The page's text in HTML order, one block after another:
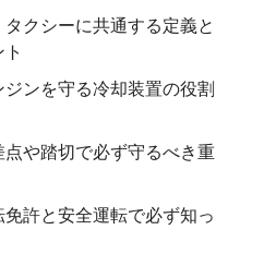
クシーに共通する定義と
ンを守る冷却装置の役割
や踏切で必ず守るべき重
許と安全運転で必ず知っ